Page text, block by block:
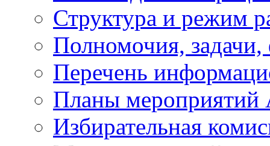
Структура и режим
Полномочия,
Перечень
Планы мероприятий
Избирательная